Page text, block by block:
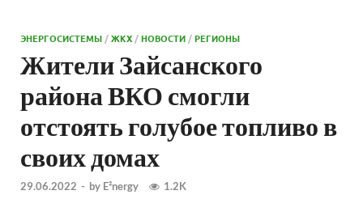
ЭНЕРГОСИСТЕМЫ /ЖКХ /НОВОСТИ /РЕГИОНЫ
Жители Зайсанского
района ВКО смогли
отстоять голубое топливо в
своих домах
29.06.2022 - by E²nergy 1.2K